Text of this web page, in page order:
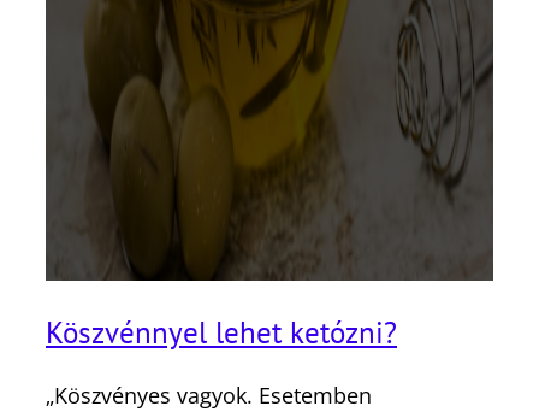
Köszvénnyel lehet ketózni?
„Köszvényes vagyok. Esetemben